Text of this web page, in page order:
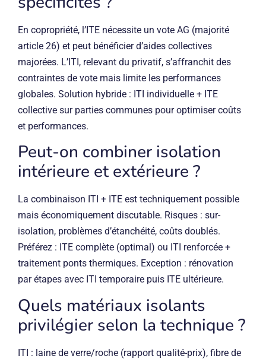
En copropriété, l’ITE nécessite un vote AG (majorité
article 26) et peut bénéficier d’aides collectives
majorées. L’ITI, relevant du privatif, s’affranchit des
contraintes de vote mais limite les performances
globales. Solution hybride : ITI individuelle + ITE
collective sur parties communes pour optimiser coûts
et performances.
Peut-on combiner isolation
intérieure et extérieure ?
La combinaison ITI + ITE est techniquement possible
mais économiquement discutable. Risques : sur-
isolation, problèmes d’étanchéité, coûts doublés.
Préférez : ITE complète (optimal) ou ITI renforcée +
traitement ponts thermiques. Exception : rénovation
par étapes avec ITI temporaire puis ITE ultérieure.
Quels matériaux isolants
privilégier selon la technique ?
ITI : laine de verre/roche (rapport qualité-prix), fibre de